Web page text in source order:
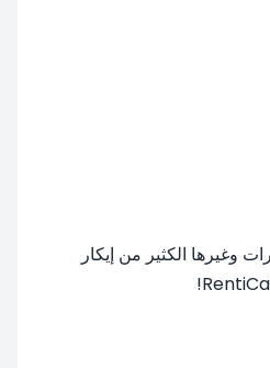
وغيرها الكثير من إيكار